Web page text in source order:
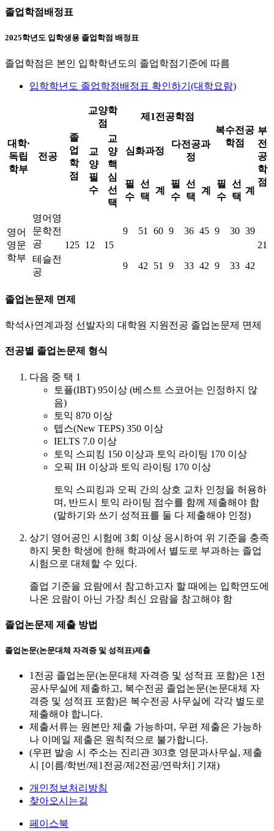
졸업학점배정표
2025학년도 입학생용 졸업학점 배정표
졸업학점은 본인 입학학년도의 졸업학점기준에 따름
입학학년도 졸업학점배정표 확인하기(대학요람)
대학·
독립
학부
전공
졸
업
학
점
교양학
점
제1전공학점
복수전공
학점
부
전
공
학
점
교
양
필
수
교
양
핵
심
선
택
심화과정
다전공과
정
필
수
선
택
계
필
수
선
택
계
필
수
선
택
계
영어
영문
학부
영어영
문학전
공
125 12 15
9 51 60 9 36 45 9 30 39
21
테슬전
공
9 42 51 9 33 42 9 33 42
졸업논문제 면제
학석사연계과정 선발자의 대학원 지원전공 졸업논문제 면제
전공별 졸업논문제 형식
다음 중 택 1
토플(IBT) 95이상 (베스트 스코어는 인정하지 않
음)
토익 870 이상
텝스(New TEPS) 350 이상
IELTS 7.0 이상
토익 스피킹 150 이상과 토익 라이팅 170 이상
오픽 IH 이상과 토익 라이팅 170 이상
토익 스피킹과 오픽 간의 상호 교차 인정을 허용하
며, 반드시 토익 라이팅 점수를 함께 제출해야 함
(말하기와 쓰기 성적표를 둘 다 제출해야 인정)
상기 영어공인 시험에 3회 이상 응시하여 위 기준을 충족
하지 못한 학생에 한해 학과에서 별도로 부과하는 졸업
시험으로 대체할 수 있다.
졸업 기준을 요람에서 참고하고자 할 때에는 입학연도에
나온 요람이 아닌 가장 최신 요람을 참고해야 함
졸업논문제 제출 방법
졸업논문(논문대체 자격증 및 성적표)제출
1전공 졸업논문(논문대체 자격증 및 성적표 포함)은 1전
공사무실에 제출하고, 복수전공 졸업논문(논문대체 자
격증 및 성적표 포함)은 복수전공 사무실에 각각 별도로
제출해야 합니다.
제출서류는 원본만 제출 가능하며, 우편 제출은 가능하
나 이메일 제출은 원칙적으로 불가합니다.
(우편 발송 시 주소는 진리관 303호 영문과사무실, 제출
시 [이름/학번/제1전공/제2전공/연락처] 기재)
개인정보처리방침
찾아오시는길
페이스북